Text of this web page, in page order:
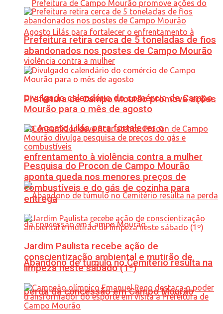
Prefeitura de Campo Mourão promove ações
do Agosto Lilás para fortalecer o
enfrentamento à violência contra a mulher
Abandono de túmulo no Cemitério resulta na
perda da concessão em Campo Mourão
Prefeitura retira cerca de 5 toneladas de fios
abandonados nos postes de Campo Mourão
Divulgado calendário do comércio de Campo
Mourão para o mês de agosto
Pesquisa do Procon de Campo Mourão
aponta queda nos menores preços de
combustíveis e do gás de cozinha para
entrega
Jardim Paulista recebe ação de
conscientização ambiental e mutirão de
limpeza neste sábado (1º)